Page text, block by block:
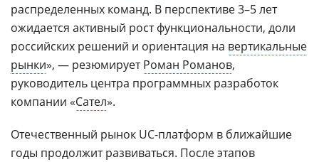
распределенных команд. В перспективе 3–5 лет
ожидается активный рост функциональности, доли
российских решений и ориентация на вертикальные
рынки», — резюмируетРоман Романов,
руководитель центра программных разработок
компании «Сател».
Отечественный рынок UC-платформ в ближайшие
годы продолжит развиваться. После этапов